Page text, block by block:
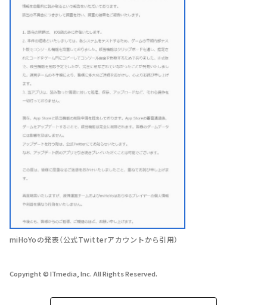
miHoYoの発表（公式Twitterアカウントから引用）
Copyright © ITmedia, Inc. All Rights Reserved.